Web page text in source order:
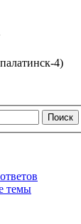
4)
Поиск
темы